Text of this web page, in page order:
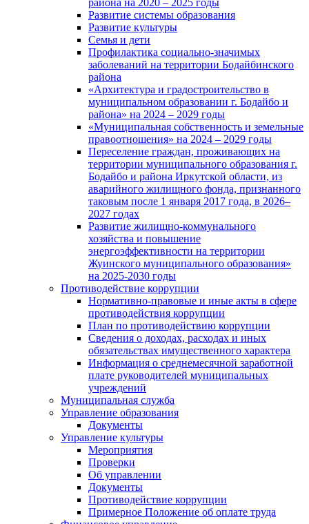
района на 2020 – 2025 годы
Развитие системы образования
Развитие культуры
Семья и дети
Профилактика социально-значимых
заболеваний на территории Бодайбинского
района
«Архитектура и градостроительство в
муниципальном образовании г. Бодайбо и
района» на 2024 – 2029 годы
«Муниципальная собственность и земельные
правоотношения» на 2024 – 2029 годы
Переселение граждан, проживающих на
территории муниципального образования г.
Бодайбо и района Иркутской области, из
аварийного жилищного фонда, признанного
таковым после 1 января 2017 года, в 2026–
2027 годах
Развитие жилищно-коммунального
хозяйства и повышение
энергоэффективности на территории
Жуинского муниципального образования»
на 2025-2030 годы
Противодействие коррупции
Нормативно-правовые и иные акты в сфере
противодействия коррупции
План по противодействию коррупции
Сведения о доходах, расходах и иных
обязательствах имущественного характера
Информация о среднемесячной заработной
плате руководителей муниципальных
учреждений
Муниципальная служба
Управление образования
Документы
Управление культуры
Мероприятия
Проверки
Об управлении
Документы
Противодействие коррупции
Примерное Положение об оплате труда